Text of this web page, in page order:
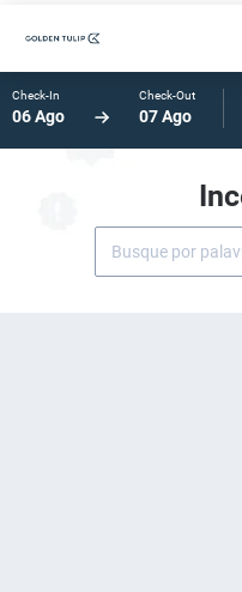
Check-In
06 Ago
Check-Out
07 Ago